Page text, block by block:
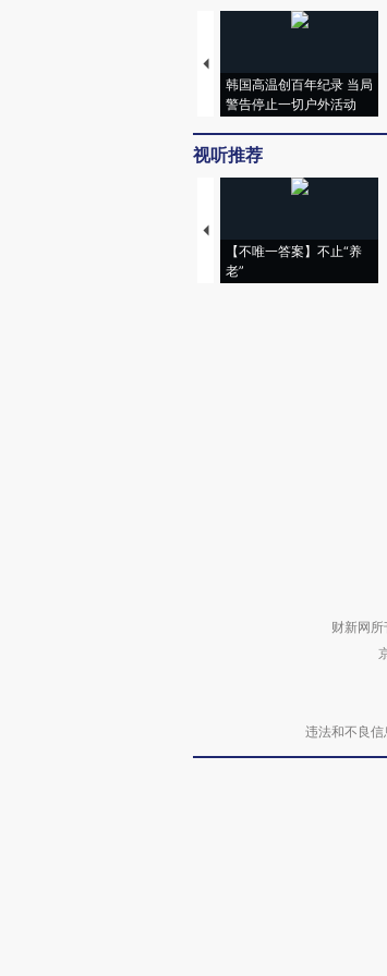
韩国高温创百年纪录 当局
警告停止一切户外活动
视听推荐
【不唯一答案】不止“养
老”
财新网
违法和不良